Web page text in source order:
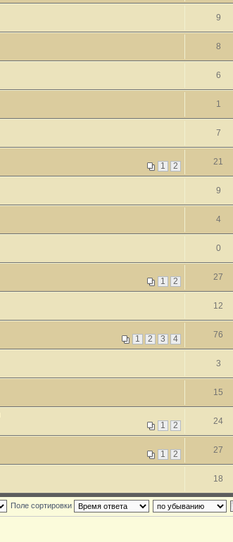
9
8
6
1
7
1 2 21
9
4
0
1 2 27
12
1 2 3 4 76
3
15
1 2 24
1 2 27
18
Поле сортировки